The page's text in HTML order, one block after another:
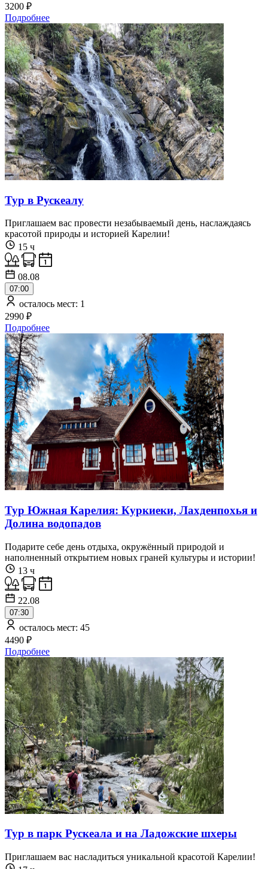
3200 ₽
Подробнее
Тур в Рускеалу
Приглашаем вас провести незабываемый день, наслаждаясь
красотой природы и историей Карелии!
15 ч
08.08
07:00
осталось мест: 1
2990 ₽
Подробнее
Тур Южная Карелия: Куркиеки, Лахденпохья и
Долина водопадов
Подарите себе день отдыха, окружённый природой и
наполненный открытием новых граней культуры и истории!
13 ч
22.08
07:30
осталось мест: 45
4490 ₽
Подробнее
Тур в парк Рускеала и на Ладожские шхеры
Приглашаем вас насладиться уникальной красотой Карелии!